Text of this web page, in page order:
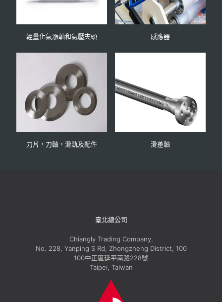
輕量化氣漲軸和氣壓夾頭 感應器
刀片，刀軸，滑軌及配件 滑差軸
臺北總公司
Chiangly Trading Company,
No. 228, Yanping S Rd, Zhongzheng District, 100
100中正區延平南路228號
Taipei, Taiwan